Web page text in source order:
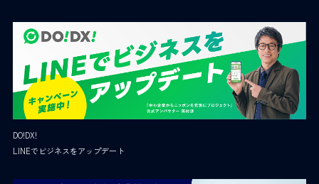
DO!DX!
LINEでビジネスをアップデート